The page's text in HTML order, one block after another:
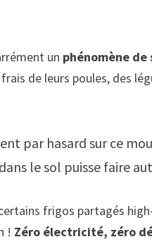
un phénomène de
de leurs poules, des
par hasard sur ce
le sol puisse faire
frigos partagés
! Zéro électricité, zéro